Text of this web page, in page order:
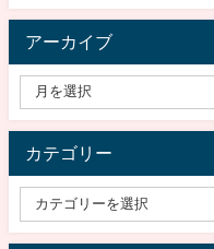
アーカイブ
カテゴリー